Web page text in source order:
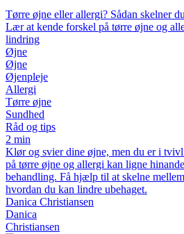
Tørre øjne eller allergi? Sådan skelner
Lær at kende forskel på tørre øjne og
lindring
Øjne
Øjne
Øjenpleje
Allergi
Tørre øjne
Sundhed
Råd og tips
2 min
Klør og svier dine øjne, men du er i
på tørre øjne og allergi kan ligne
behandling. Få hjælp til at skelne
hvordan du kan lindre ubehaget.
Danica Christiansen
Danica
Christiansen